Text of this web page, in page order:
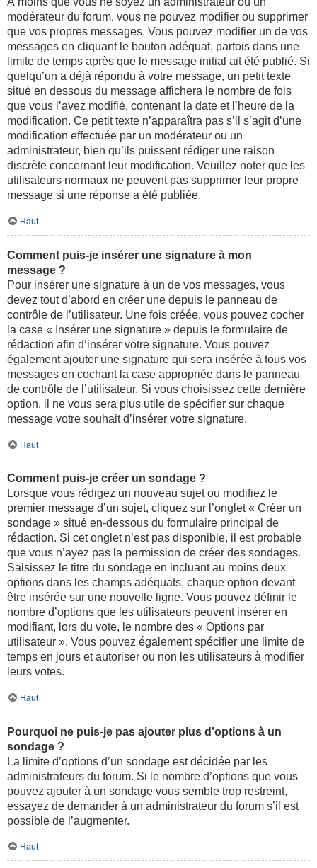
modérateur du forum, vous ne pouvez modifier ou supprimer
que vos propres messages. Vous pouvez modifier un de vos
messages en cliquant le bouton adéquat, parfois dans une
limite de temps après que le message initial ait été publié. Si
quelqu’un a déjà répondu à votre message, un petit texte
situé en dessous du message affichera le nombre de fois
que vous l’avez modifié, contenant la date et l’heure de la
modification. Ce petit texte n’apparaîtra pas s’il s’agit d’une
modification effectuée par un modérateur ou un
administrateur, bien qu’ils puissent rédiger une raison
discrète concernant leur modification. Veuillez noter que les
utilisateurs normaux ne peuvent pas supprimer leur propre
message si une réponse a été publiée.
Haut
Comment puis-je insérer une signature à mon
message ?
Pour insérer une signature à un de vos messages, vous
devez tout d’abord en créer une depuis le panneau de
contrôle de l’utilisateur. Une fois créée, vous pouvez cocher
la case « Insérer une signature » depuis le formulaire de
rédaction afin d’insérer votre signature. Vous pouvez
également ajouter une signature qui sera insérée à tous vos
messages en cochant la case appropriée dans le panneau
de contrôle de l’utilisateur. Si vous choisissez cette dernière
option, il ne vous sera plus utile de spécifier sur chaque
message votre souhait d’insérer votre signature.
Haut
Comment puis-je créer un sondage ?
Lorsque vous rédigez un nouveau sujet ou modifiez le
premier message d’un sujet, cliquez sur l’onglet « Créer un
sondage » situé en-dessous du formulaire principal de
rédaction. Si cet onglet n’est pas disponible, il est probable
que vous n’ayez pas la permission de créer des sondages.
Saisissez le titre du sondage en incluant au moins deux
options dans les champs adéquats, chaque option devant
être insérée sur une nouvelle ligne. Vous pouvez définir le
nombre d’options que les utilisateurs peuvent insérer en
modifiant, lors du vote, le nombre des « Options par
utilisateur ». Vous pouvez également spécifier une limite de
temps en jours et autoriser ou non les utilisateurs à modifier
leurs votes.
Haut
Pourquoi ne puis-je pas ajouter plus d’options à un
sondage ?
La limite d’options d’un sondage est décidée par les
administrateurs du forum. Si le nombre d’options que vous
pouvez ajouter à un sondage vous semble trop restreint,
essayez de demander à un administrateur du forum s’il est
possible de l’augmenter.
Haut